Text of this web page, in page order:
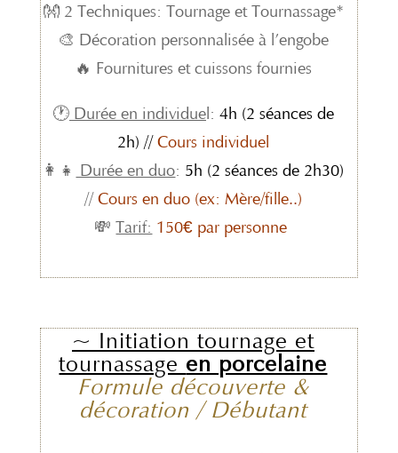
👐 2 Techniques: Tournage et Tournassage*
🎨 Décoration personnalisée à l’engobe
🔥 Fournitures et cuissons fournies
🕐Durée en individuel: 4h (2 séances de
2h) // Cours individuel
👩‍👧
Durée en duo: 5h (2 séances de 2h30)
// Cours en duo (ex: Mère/fille..)
💸Tarif: 150€ par personne
~ Initiation tournage et
tournassage en porcelaine
Formule découverte &
décoration / Débutant